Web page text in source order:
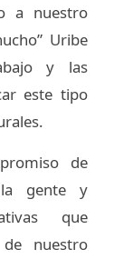
a nuestro
Uribe
y las
este tipo
de
gente y
que
nuestro